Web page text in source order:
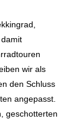
wir als
den Schluss
angepasst.
geschotterten